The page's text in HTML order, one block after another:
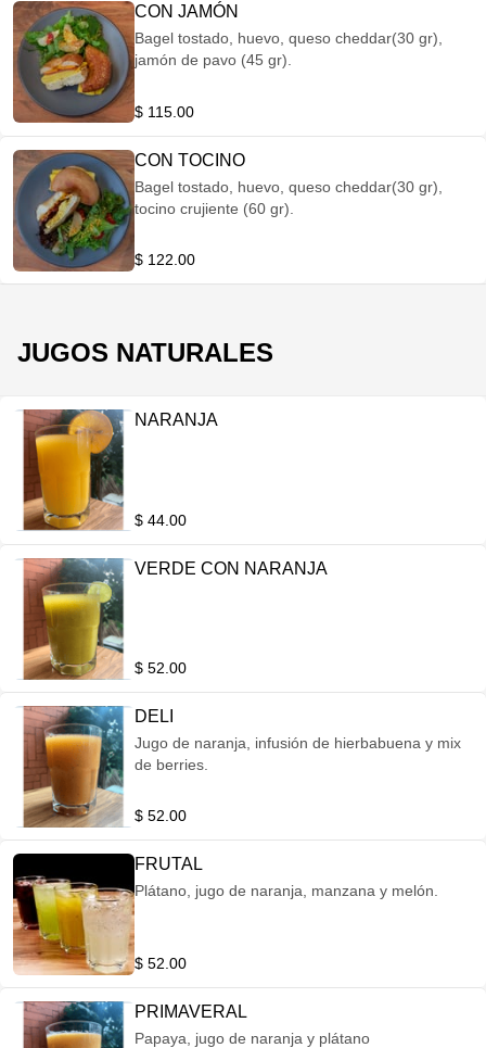
CON JAMÓN
Bagel tostado, huevo, queso cheddar(30 gr),
jamón de pavo (45 gr).
$ 115.00
CON TOCINO
Bagel tostado, huevo, queso cheddar(30 gr),
tocino crujiente (60 gr).
$ 122.00
JUGOS NATURALES
NARANJA
$ 44.00
VERDE CON NARANJA
$ 52.00
DELI
Jugo de naranja, infusión de hierbabuena y mix
de berries.
$ 52.00
FRUTAL
Plátano, jugo de naranja, manzana y melón.
$ 52.00
PRIMAVERAL
Papaya, jugo de naranja y plátano